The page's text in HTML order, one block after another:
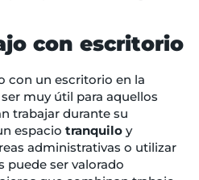
con escritorio
con un escritorio en la
muy útil para aquellos
trabajar durante su
espacio tranquiloy
administrativas o utilizar
puede ser valorado